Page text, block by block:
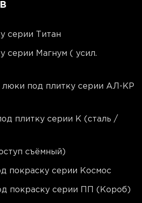
серии Титан
серии Магнум ( усил.
люки под плитку серии АЛ-КР
плитку серии K (сталь /
съёмный)
покраску серии Космос
покраску серии ПП (Короб)